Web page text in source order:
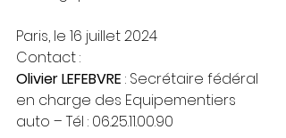
Paris, le 16 juillet 2024
Contact :
Olivier LEFEBVRE : Secrétaire fédéral
en charge des Equipementiers
auto – Tél : 06.25.11.00.90